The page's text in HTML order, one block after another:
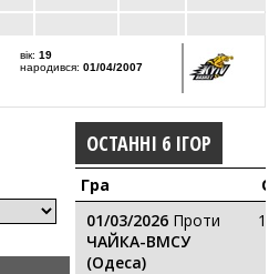
вік: 19
народився: 01/04/2007
ОСТАННІ 6 ІГОР
Гра
01/03/2026 Проти
ЧАЙКА-ВМСУ
(Одеса)